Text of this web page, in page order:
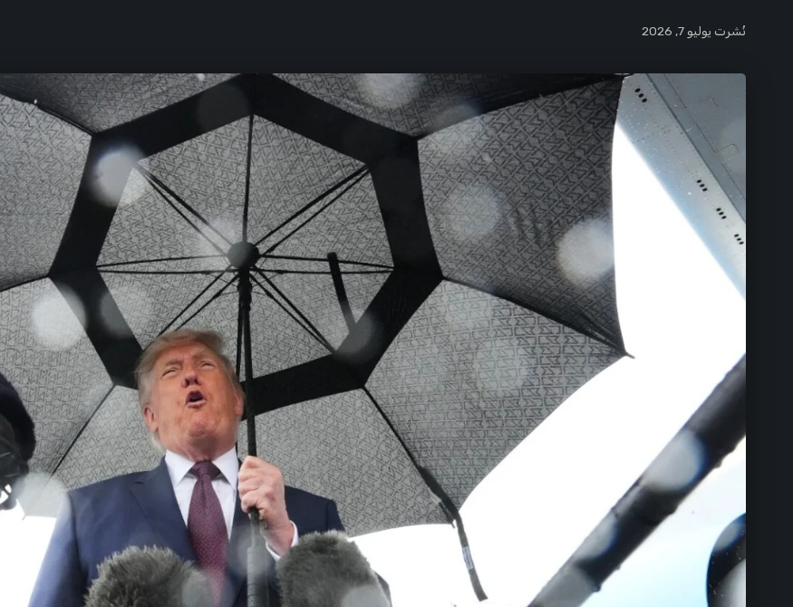
نُشرت يوليو 7, 2026